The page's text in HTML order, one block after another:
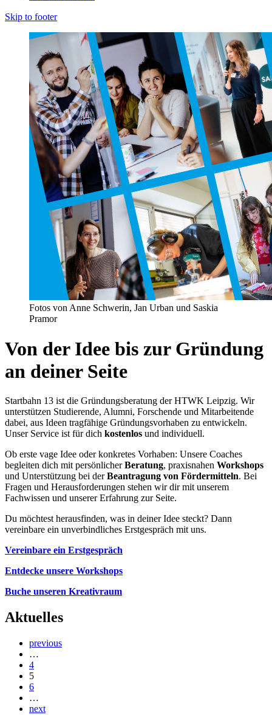
Skip to footer
Fotos von Anne Schwerin, Jan Urban und Saskia
Pramor
Von der Idee bis zur Gründung
an deiner Seite
Startbahn 13 ist die Gründungsberatung der HTWK Leipzig. Wir
unterstützen Studierende, Alumni, Forschende und Mitarbeitende
dabei, aus Ideen tragfähige Gründungsvorhaben zu entwickeln.
Unser Service ist für dich kostenlos und individuell.
Ob erste vage Idee oder konkretes Vorhaben: Unsere Coaches
begleiten dich mit persönlicherBeratung, praxisnahen Workshops
und Unterstützung bei derBeantragung von Fördermitteln. Bei
Fragen und Herausforderungen stehen wir dir mit unserem
Fachwissen und unserer Erfahrung zur Seite.
Du möchtest herausfinden, was in deiner Idee steckt? Dann
vereinbare ein unverbindliches Erstgespräch mit uns.
Vereinbare ein Erstgespräch
Entdecke unsere Workshops
Buche unseren Kreativraum
Aktuelles
previous
…
4
5
6
…
next